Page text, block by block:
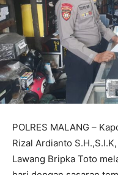
POLRES MALANG –
Rizal Ardianto
Lawang Bripka Toto